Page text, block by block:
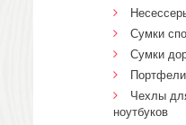
Сумки
Сумки
Портфели
Чехлы
ноутбуков